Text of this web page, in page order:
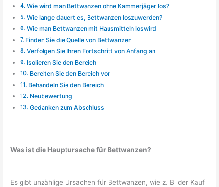
Wie wird man Bettwanzen ohne Kammerjäger los?
Wie lange dauert es, Bettwanzen loszuwerden?
Wie man Bettwanzen mit Hausmitteln loswird
Finden Sie die Quelle von Bettwanzen
Verfolgen Sie Ihren Fortschritt von Anfang an
Isolieren Sie den Bereich
Bereiten Sie den Bereich vor
Behandeln Sie den Bereich
Neubewertung
Gedanken zum Abschluss
Was ist die Hauptursache für Bettwanzen?
Es gibt unzählige Ursachen für Bettwanzen, wie z. B. der Kauf